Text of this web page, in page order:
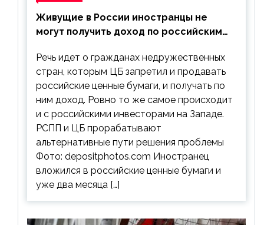
Живущие в России иностранцы не
могут получить доход по российским
Речь идет о гражданах недружественных
стран, которым ЦБ запретил и продавать
российские ценные бумаги, и получать по
ним доход. Ровно то же самое происходит
и с российскими инвесторами на Западе.
РСПП и ЦБ прорабатывают
альтернативные пути решения проблемы
Фото: depositphotos.com Иностранец
вложился в российские ценные бумаги и
уже два месяца […]